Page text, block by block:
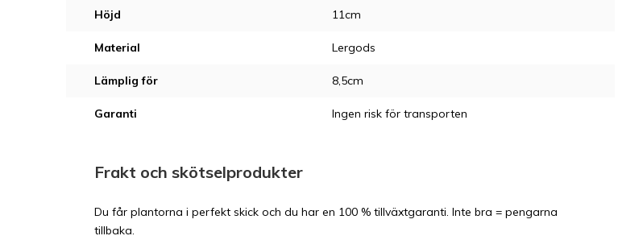
Höjd 11cm
Material Lergods
Lämplig för 8,5cm
Garanti Ingen risk för transporten
Frakt och skötselprodukter
Du får plantorna i perfekt skick och du har en 100 % tillväxtgaranti. Inte bra = pengarna
tillbaka.